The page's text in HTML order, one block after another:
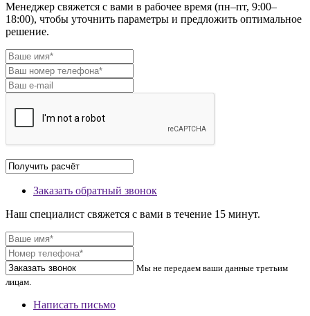
Менеджер свяжется с вами в рабочее время (пн–пт, 9:00–
18:00), чтобы уточнить параметры и предложить оптимальное
решение.
Заказать обратный звонок
Наш специалист свяжется с вами в течение 15 минут.
Мы не передаем ваши данные третьим
лицам.
Написать письмо